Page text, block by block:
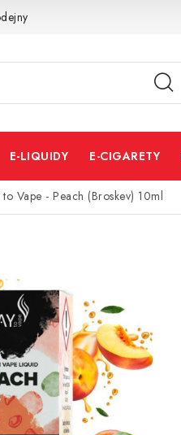
E-LIQUIDY E-CIGARETY
Vape - Peach (Broskev) 10ml